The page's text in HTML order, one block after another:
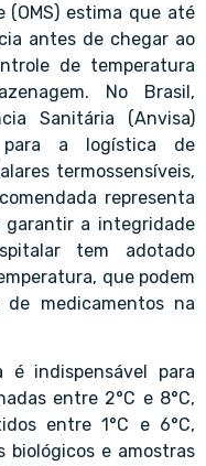
(OMS) estima que até
antes de chegar ao
de temperatura
No Brasil,
Sanitária (Anvisa)
para a logística de
termossensíveis,
representa
garantir a integridade
tem adotado
que podem
medicamentos na
é indispensável para
entre 2°C e 8°C,
entre 1°C e 6°C,
biológicos e amostras